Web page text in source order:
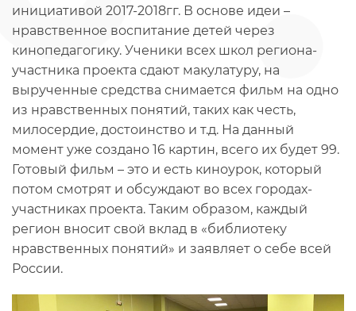
инициативой 2017-2018гг. В основе идеи –
нравственное воспитание детей через
кинопедагогику. Ученики всех школ региона-
участника проекта сдают макулатуру, на
вырученные средства снимается фильм на одно
из нравственных понятий, таких как честь,
милосердие, достоинство и т.д. На данный
момент уже создано 16 картин, всего их будет 99.
Готовый фильм – это и есть киноурок, который
потом смотрят и обсуждают во всех городах-
участниках проекта. Таким образом, каждый
регион вносит свой вклад в «библиотеку
нравственных понятий» и заявляет о себе всей
России.